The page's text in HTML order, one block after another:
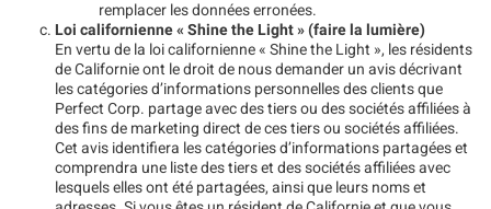
remplacer les données erronées.
Loi californienne « Shine the Light » (faire la lumière)
En vertu de la loi californienne « Shine the Light », les résidents
de Californie ont le droit de nous demander un avis décrivant
les catégories d’informations personnelles des clients que
Perfect Corp. partage avec des tiers ou des sociétés affiliées à
des fins de marketing direct de ces tiers ou sociétés affiliées.
Cet avis identifiera les catégories d’informations partagées et
comprendra une liste des tiers et des sociétés affiliées avec
lesquels elles ont été partagées, ainsi que leurs noms et